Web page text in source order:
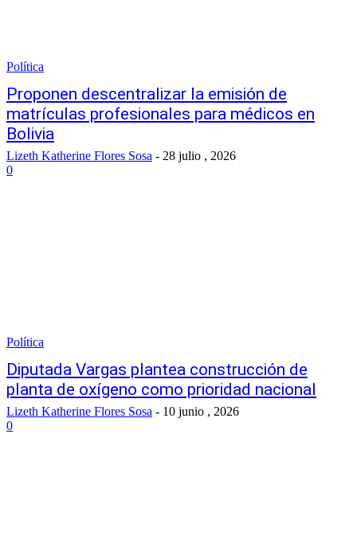
Política
Proponen descentralizar la emisión de
matrículas profesionales para médicos en
Bolivia
Lizeth Katherine Flores Sosa - 28 julio , 2026
0
Política
Diputada Vargas plantea construcción de
planta de oxígeno como prioridad nacional
Lizeth Katherine Flores Sosa - 10 junio , 2026
0